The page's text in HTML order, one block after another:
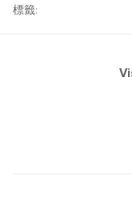
標籤: